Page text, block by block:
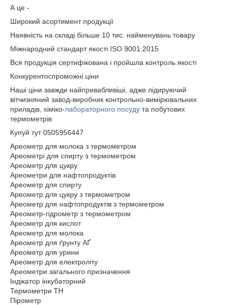
А це -
Широкий асортимент продукції
Наявність на складі більше 10 тис. найменувань товару
Міжнародний стандарт якості ISO 9001:2015
Вся продукція сертифікована і пройшла контроль якості
Конкурентоспроможні ціни
Наші ціни завжди найпривабливіші, адже лідируючий
вітчизняний завод-виробник контрольно-вимірювальних
приладів, хіміко-лабораторного посуду та побутових
термометрів
Купуй тут 0505956447
Ареометр для молока з термометром
Ареометрі для спирту з термометром
Ареометр для цукру
Ареометри для нафтопродуктів
Ареометр для спирту
Ареометр для цукру з термометром
Ареометр для нафтопродуктів з термометром
Ареометр-гідрометр з термометром
Ареометр для кислот
Ареометр для молока
Ареометр для ґрунту АҐ
Ареометр для урини
Ареометр для електроліту
Ареометри загального призначення
Індікатор інкубаторний
Термометри ТН
Пірометр